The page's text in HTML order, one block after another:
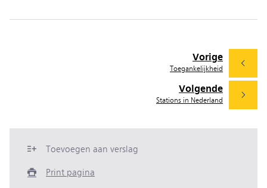
Volgende
Stations in Nederland
Vorige
Toegankelijkheid
Toevoegen aan verslag
Print pagina